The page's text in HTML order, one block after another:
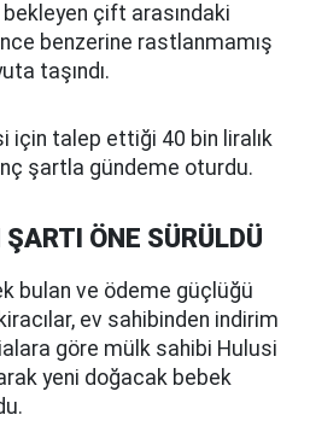
çift arasındaki
benzerine rastlanmamış
taşındı.
için talep ettiği 40 bin liralık
şartla gündeme oturdu.
ÖNE SÜRÜLDÜ
bulan ve ödeme güçlüğü
ev sahibinden indirim
göre mülk sahibi Hulusi
yeni doğacak bebek